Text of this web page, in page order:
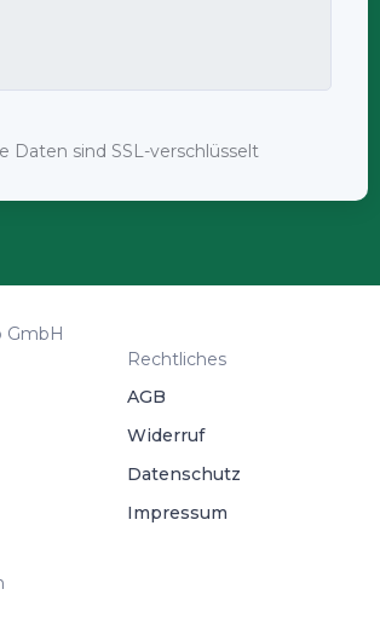
Daten sind SSL-verschlüsselt
GmbH
Rechtliches
AGB
Widerruf
Datenschutz
Impressum